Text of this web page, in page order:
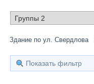
Здание по ул. Свердлова
Показать фильтр